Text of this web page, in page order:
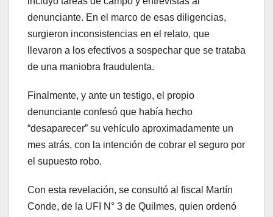
denunciante. En el marco de esas diligencias,
surgieron inconsistencias en el relato, que
llevaron a los efectivos a sospechar que se trataba
de una maniobra fraudulenta.
Finalmente, y ante un testigo, el propio
denunciante confesó que había hecho
“desaparecer” su vehículo aproximadamente un
mes atrás, con la intención de cobrar el seguro por
el supuesto robo.
Con esta revelación, se consultó al fiscal Martín
Conde, de la UFI N° 3 de Quilmes, quien ordenó